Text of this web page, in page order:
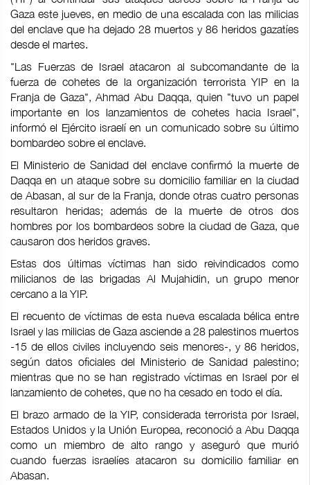
Gaza este jueves, en medio de una escalada con las milicias
del enclave que ha dejado 28 muertos y 86 heridos gazatíes
desde el martes.
"Las Fuerzas de Israel atacaron al subcomandante de la
fuerza de cohetes de la organización terrorista YIP en la
Franja de Gaza", Ahmad Abu Daqqa, quien "tuvo un papel
importante en los lanzamientos de cohetes hacia Israel",
informó el Ejército israelí en un comunicado sobre su último
bombardeo sobre el enclave.
El Ministerio de Sanidad del enclave confirmó la muerte de
Daqqa en un ataque sobre su domicilio familiar en la ciudad
de Abasan, al sur de la Franja, donde otras cuatro personas
resultaron heridas; además de la muerte de otros dos
hombres por los bombardeos sobre la ciudad de Gaza, que
causaron dos heridos graves.
Estas dos últimas víctimas han sido reivindicados como
milicianos de las brigadas Al Mujahidin, un grupo menor
cercano a la YIP.
El recuento de víctimas de esta nueva escalada bélica entre
Israel y las milicias de Gaza asciende a 28 palestinos muertos
-15 de ellos civiles incluyendo seis menores-, y 86 heridos,
según datos oficiales del Ministerio de Sanidad palestino;
mientras que no se han registrado víctimas en Israel por el
lanzamiento de cohetes, que no ha cesado en todo el día.
El brazo armado de la YIP, considerada terrorista por Israel,
Estados Unidos y la Unión Europea, reconoció a Abu Daqqa
como un miembro de alto rango y aseguró que murió
cuando fuerzas israelíes atacaron su domicilio familiar en
Abasan.